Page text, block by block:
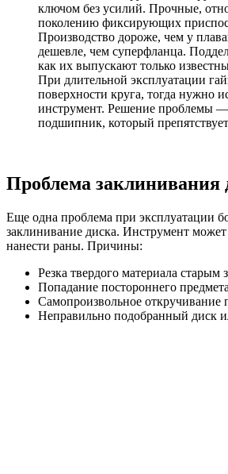
ключом без усилий. Прочные,
поколению фиксирующих
Производство дороже, чем у
дешевле, чем суперфланца.
как их выпускают только
При длительной эксплуатации
поверхности круга, тогда нужно
инструмент. Решение проблемы
подшипник, который
Проблема заклинивания
Еще одна проблема при эксплуатации
заклинивание диска. Инструмент может
нанести раны. Причины:
Резка твердого материала
Попадание постороннего
Самопроизвольное
Неправильно подобранный диск